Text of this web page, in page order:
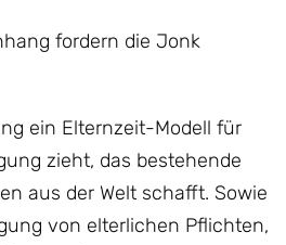
fordern die Jonk
ein Elternzeit-Modell für
zieht, das bestehende
aus der Welt schafft. Sowie
von elterlichen Pflichten,